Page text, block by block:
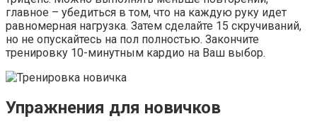
главное – убедиться в том, что на каждую руку идет
равномерная нагрузка. Затем сделайте 15 скручиваний,
но не опускайтесь на пол полностью. Закончите
тренировку 10-минутным кардио на Ваш выбор.
Упражнения для новичков